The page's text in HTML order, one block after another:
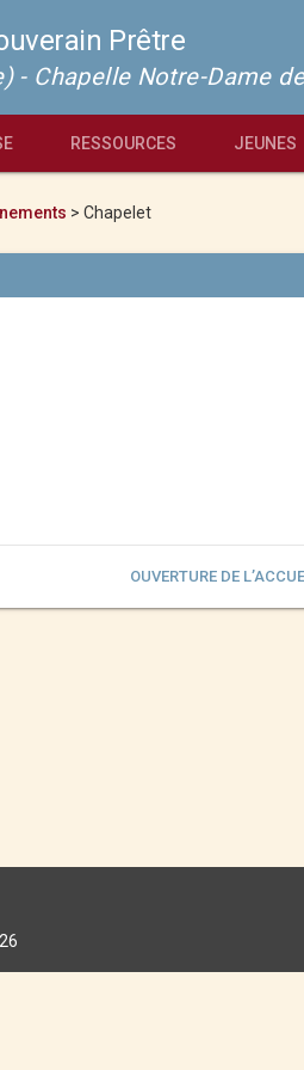
Prêtre
- Chapelle Notre-Dame
RESSOURCES JEUNES
> Chapelet
OUVERTURE DE